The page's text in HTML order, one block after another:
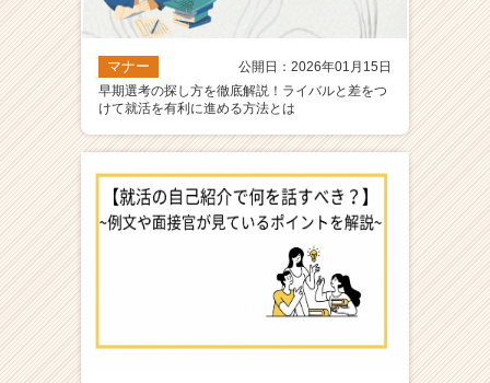
マナー
公開日：2026年01月15日
早期選考の探し方を徹底解説！ライバルと差をつ
けて就活を有利に進める方法とは